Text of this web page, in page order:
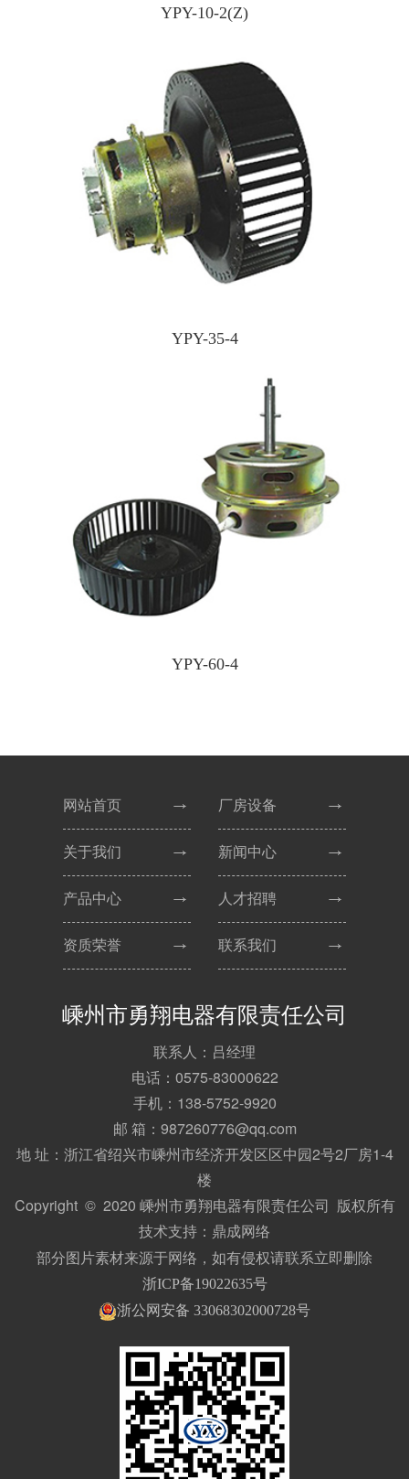
YPY-10-2(Z)
YPY-35-4
YPY-60-4
嵊州市勇翔电器有限责任公司
联系人：吕经理
电话：0575-83000622
手机：138-5752-9920
邮 箱：987260776@qq.com
地 址：浙江省绍兴市嵊州市经济开发区区中园2号2厂房1-4
楼
Copyright © 2020 嵊州市勇翔电器有限责任公司 版权所有
技术支持： 鼎成网络
部分图片素材来源于网络，如有侵权请联系立即删除
浙ICP备19022635号
浙公网安备 33068302000728号
网站首页
关于我们
产品中心
资质荣誉
厂房设备
新闻中心
人才招聘
联系我们